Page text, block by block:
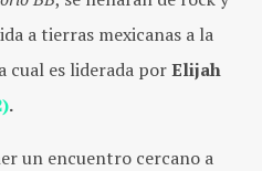
a tierras mexicanas a la
cual es liderada porElijah
.
un encuentro cercano a